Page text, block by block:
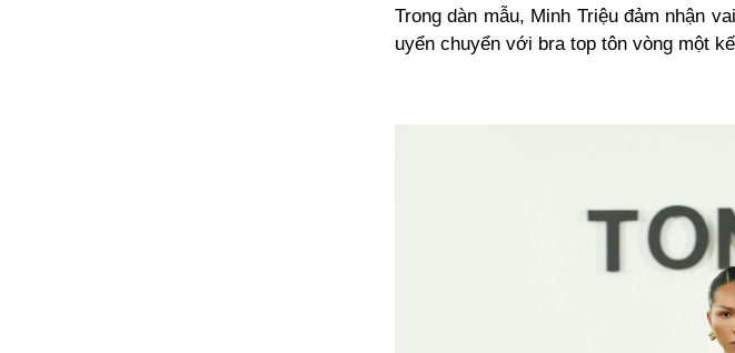
Trong dàn mẫu, Minh Triệu đảm nhận
uyển chuyển với bra top tôn vòng một